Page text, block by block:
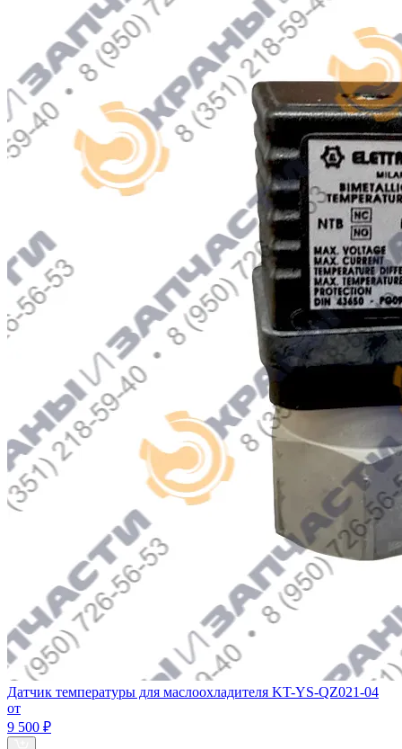
Датчик температуры для маслоохладителя KT-YS-QZ021-04
от
9 500 ₽